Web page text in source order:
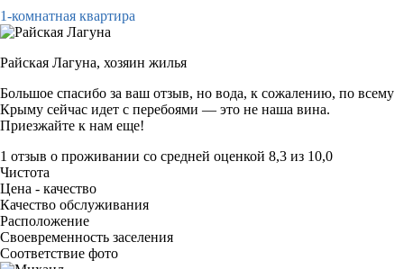
1-комнатная квартира
Райская Лагуна, хозяин жилья
Большое спасибо за ваш отзыв, но вода, к сожалению, по всему
Крыму сейчас идет с перебоями — это не наша вина.
Приезжайте к нам еще!
1 отзыв о проживании со средней оценкой 8,3 из 10,0
Чистота
Цена - качество
Качество обслуживания
Расположение
Своевременность заселения
Соответствие фото